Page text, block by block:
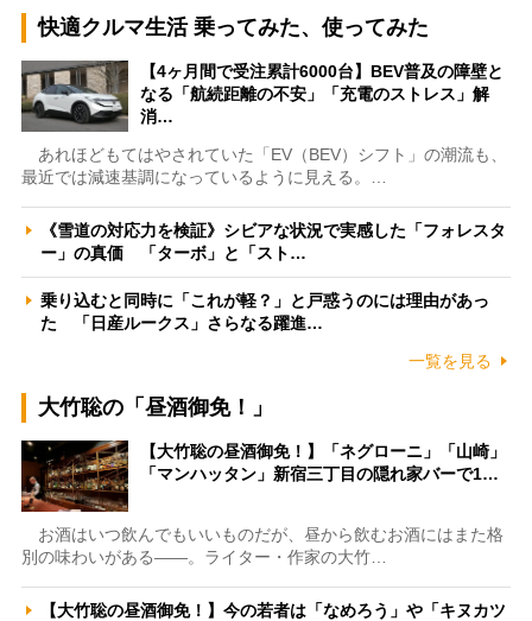
快適クルマ生活 乗ってみた、使ってみた
【4ヶ月間で受注累計6000台】BEV普及の障壁と
なる「航続距離の不安」「充電のストレス」解
消…
あれほどもてはやされていた「EV（BEV）シフト」の潮流も、
最近では減速基調になっているように見える。…
《雪道の対応力を検証》シビアな状況で実感した「フォレスタ
ー」の真価 「ターボ」と「スト…
乗り込むと同時に「これが軽？」と戸惑うのには理由があっ
た 「日産ルークス」さらなる躍進…
一覧を見る
大竹聡の「昼酒御免！」
【大竹聡の昼酒御免！】「ネグローニ」「山崎」
「マンハッタン」新宿三丁目の隠れ家バーで1…
お酒はいつ飲んでもいいものだが、昼から飲むお酒にはまた格
別の味わいがある――。ライター・作家の大竹…
【大竹聡の昼酒御免！】今の若者は「なめろう」や「キヌカツ